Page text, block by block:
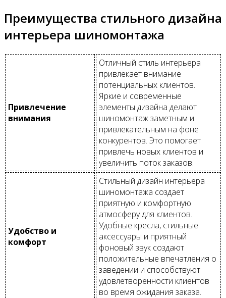
Преимущества стильного дизайна
интерьера шиномонтажа
Привлечение
внимания
Отличный стиль интерьера
привлекает внимание
потенциальных клиентов.
Яркие и современные
элементы дизайна делают
шиномонтаж заметным и
привлекательным на фоне
конкурентов. Это помогает
привлечь новых клиентов и
увеличить поток заказов.
Удобство и
комфорт
Стильный дизайн интерьера
шиномонтажа создает
приятную и комфортную
атмосферу для клиентов.
Удобные кресла, стильные
аксессуары и приятный
фоновый звук создают
положительные впечатления о
заведении и способствуют
удовлетворенности клиентов
во время ожидания заказа.